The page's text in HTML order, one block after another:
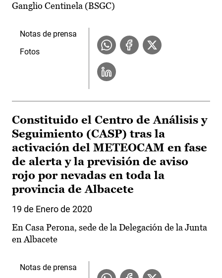
Ganglio Centinela (BSGC)
Notas de prensa
Fotos
Constituido el Centro de Análisis y
Seguimiento (CASP) tras la
activación del METEOCAM en fase
de alerta y la previsión de aviso
rojo por nevadas en toda la
provincia de Albacete
19 de Enero de 2020
En Casa Perona, sede de la Delegación de la Junta
en Albacete
Notas de prensa